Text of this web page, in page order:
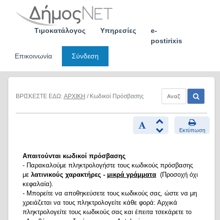
Τιμοκατάλογος Υπηρεσίες
e-
postirixis
Επικοινωνία
Σύνδεση
ΒΡΙΣΚΕΣΤΕ ΕΔΩ: ΑΡΧΙΚΗ / Κωδικοί Πρόσβασης
Εκτύπωση
Απαιτούνται κωδικοί πρόσβασης
- Παρακαλούμε πληκτρολογήστε τους κωδικούς πρόσβασης
με λατινικούς χαρακτήρες - μικρά γράμματα (Προσοχή όχι
κεφαλαία).
- Μπορείτε να αποθηκεύσετε τους κωδικούς σας, ώστε να μη
χρειάζεται να τους πληκτρολογείτε κάθε φορά: Αρχικά
πληκτρολογείτε τους κωδικούς σας και έπειτα τσεκάρετε το